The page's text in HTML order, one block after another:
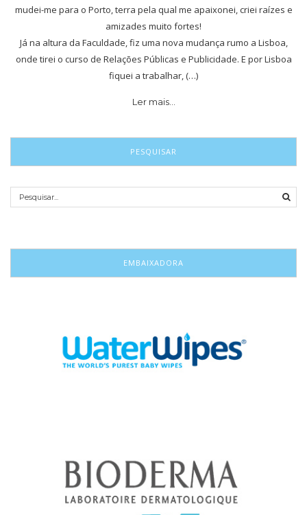
mudei-me para o Porto, terra pela qual me apaixonei, criei raízes e
amizades muito fortes!
Já na altura da Faculdade, fiz uma nova mudança rumo a Lisboa,
onde tirei o curso de Relações Públicas e Publicidade. E por Lisboa
fiquei a trabalhar, (…)
Ler mais…
PESQUISAR
EMBAIXADORA